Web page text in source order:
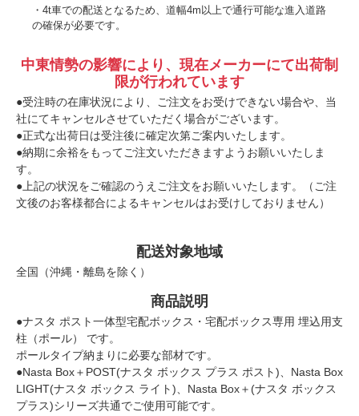
4t車での配送となるため、道幅4m以上で通行可能な進入道路
の確保が必要です。
中東情勢の影響により、現在メーカーにて出荷制
限が行われています
●受注時の在庫状況により、ご注文をお受けできない場合や、当
社にてキャンセルさせていただく場合がございます。
●正式な出荷日は受注後に確定次第ご案内いたします。
●納期に余裕をもってご注文いただきますようお願いいたしま
す。
●上記の状況をご確認のうえご注文をお願いいたします。（ご注
文後のお客様都合によるキャンセルはお受けしておりません）
配送対象地域
全国（沖縄・離島を除く）
商品説明
●ナスタ ポスト一体型宅配ボックス・宅配ボックス専用 埋込用支
柱（ポール） です。
ポールタイプ納まりに必要な部材です。
●Nasta Box＋POST(ナスタ ボックス プラス ポスト)、Nasta Box
LIGHT(ナスタ ボックス ライト)、Nasta Box＋(ナスタ ボックス
プラス)シリーズ共通でご使用可能です。